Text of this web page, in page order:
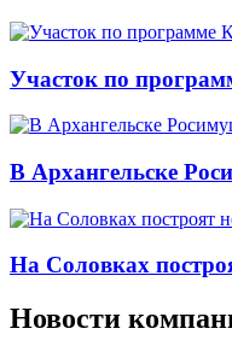
Участок по
В Архангельске
На Соловках
Новости